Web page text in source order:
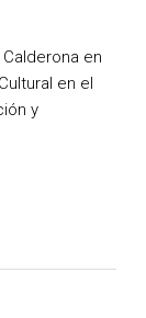
en
en el
y